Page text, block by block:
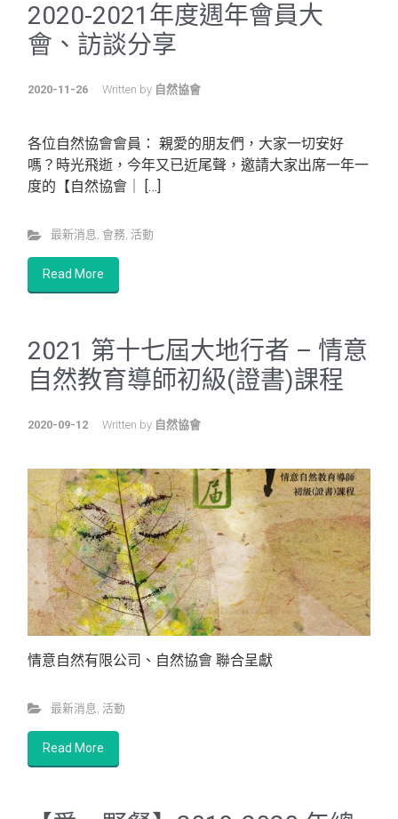
2020-2021年度週年會員大
會、訪談分享
2020-11-26 Written by 自然協會
各位自然協會會員： 親愛的朋友們，大家一切安好
嗎？時光飛逝，今年又已近尾聲，邀請大家出席一年一
度的【自然協會｜ […]
最新消息, 會務, 活動
Read More
2021 第十七屆大地行者 – 情意
自然教育導師初級(證書)課程
2020-09-12 Written by 自然協會
情意自然有限公司、自然協會 聯合呈獻
最新消息 活動
Read More